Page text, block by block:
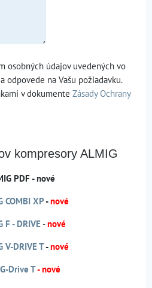
osobných údajov uvedených vo
odpovede na Vašu požiadavku.
v dokumente Zásady Ochrany
kompresory ALMIG
PDF - nové
COMBI XP-nové
F - DRIVE-nové
V-DRIVE T-nové
Drive T- nové